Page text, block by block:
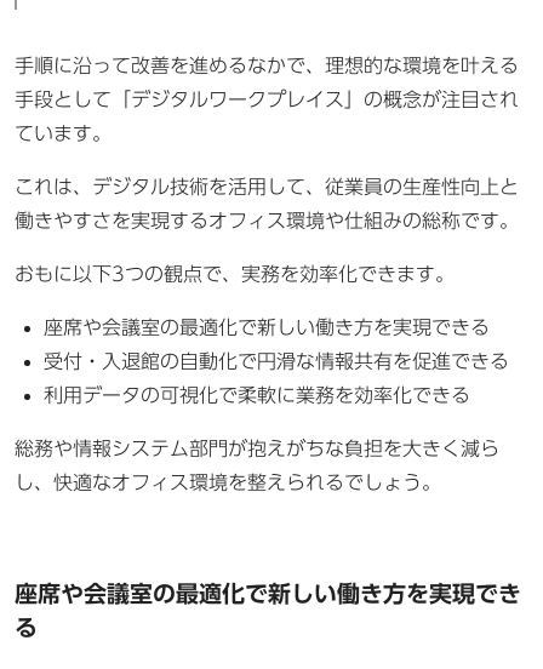
手順に沿って改善を進めるなかで、理想的な環境を叶える
手段として「デジタルワークプレイス」の概念が注目され
ています。
これは、デジタル技術を活用して、従業員の生産性向上と
働きやすさを実現するオフィス環境や仕組みの総称です。
おもに以下3つの観点で、実務を効率化できます。
座席や会議室の最適化で新しい働き方を実現できる
受付・入退館の自動化で円滑な情報共有を促進できる
利用データの可視化で柔軟に業務を効率化できる
総務や情報システム部門が抱えがちな負担を大きく減ら
し、快適なオフィス環境を整えられるでしょう。
座席や会議室の最適化で新しい働き方を実現でき
る